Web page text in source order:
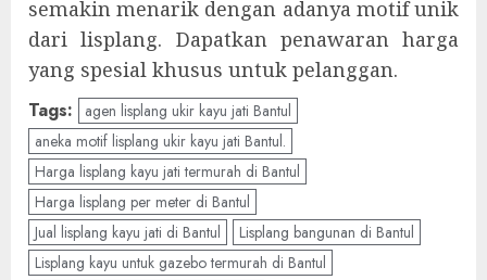
semakin menarik dengan adanya motif unik
dari lisplang. Dapatkan penawaran harga
yang spesial khusus untuk pelanggan.
Tags:
agen lisplang ukir kayu jati Bantul
aneka motif lisplang ukir kayu jati Bantul.
Harga lisplang kayu jati termurah di Bantul
Harga lisplang per meter di Bantul
Jual lisplang kayu jati di Bantul
Lisplang bangunan di Bantul
Lisplang kayu untuk gazebo termurah di Bantul